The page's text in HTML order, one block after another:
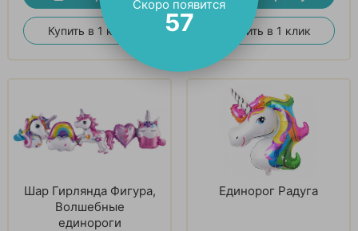
Купить в 1 клик Купить в 1 клик
Шар Гирлянда Фигура,
Волшебные
единороги
Единорог Радуга
Скоро появится
56